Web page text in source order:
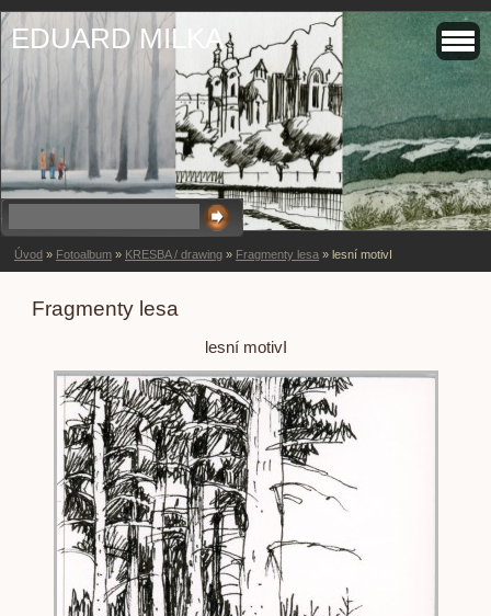
EDUARD MILKA
Úvod » Fotoalbum » KRESBA / drawing » Fragmenty lesa » lesní motivI
Fragmenty lesa
lesní motivI